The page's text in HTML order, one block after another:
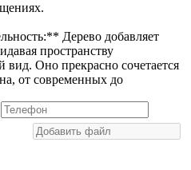
Дерево добавляет
пространству
вид. Оно прекрасно сочетается
от современных до